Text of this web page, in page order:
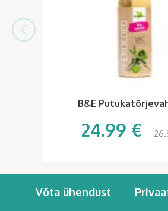
B&E
24.99 €
Võta ühendust